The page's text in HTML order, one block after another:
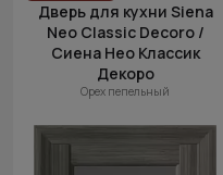
Дверь для кухни Siena
Neo Classic Decoro /
Сиена Нео Классик
Декоро
Орех пепельный